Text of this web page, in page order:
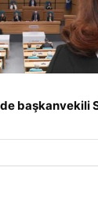
başkanvekili